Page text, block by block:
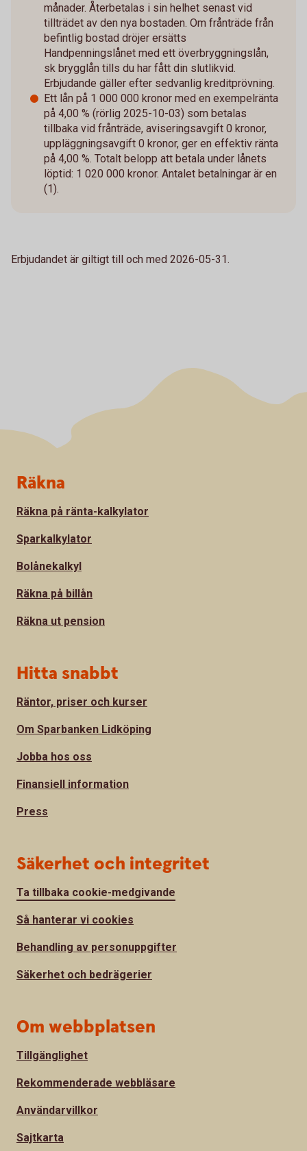
månader. Återbetalas i sin helhet senast vid
tillträdet av den nya bostaden. Om frånträde från
befintlig bostad dröjer ersätts
Handpenningslånet med ett överbryggningslån,
sk brygglån tills du har fått din slutlikvid.
Erbjudande gäller efter sedvanlig kreditprövning.
Ett lån på 1 000 000 kronor med en exempelränta
på 4,00 % (rörlig 2025-10-03) som betalas
tillbaka vid frånträde, aviseringsavgift 0 kronor,
uppläggningsavgift 0 kronor, ger en effektiv ränta
på 4,00 %. Totalt belopp att betala under lånets
löptid: 1 020 000 kronor. Antalet betalningar är en
(1).​
Erbjudandet är giltigt till och med 2026-05-31.
Sidfot
Räkna
Räkna på ränta-kalkylator
Sparkalkylator
Bolånekalkyl
Räkna på billån
Räkna ut pension
Hitta snabbt
Räntor, priser och kurser
Om Sparbanken Lidköping
Jobba hos oss
Finansiell information
Press
Säkerhet och integritet
Ta tillbaka cookie-medgivande
Så hanterar vi cookies
Behandling av personuppgifter
Säkerhet och bedrägerier
Om webbplatsen
Tillgänglighet
Rekommenderade webbläsare
Användarvillkor
Sajtkarta